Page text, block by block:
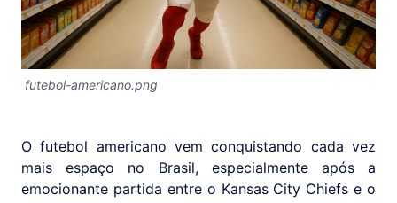
futebol-americano.png
O futebol americano vem conquistando cada vez
mais espaço no Brasil, especialmente após a
emocionante partida entre o Kansas City Chiefs e o